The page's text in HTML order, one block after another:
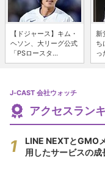
【ドジャース】キム・
ヘソン、大リーグ公式
「PSロースタ...
新
ち
っ
J-CAST 会社ウォッチ
アクセスラン
LINE NEXTとGMO
用したサービスの